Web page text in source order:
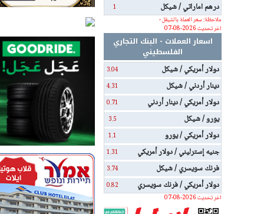
درهم اماراتي / شيكل
1
ملاحظة: سعر العملة بالشيقل -
اخر تحديث 2026-08-07
اسعار العملات - البنك التجاري
الفلسطيني
دولار أمريكي / شيكل
3.04
دينار أردني / شيكل 4.31
دولار أمريكي / دينار أردني 0.71
يورو / شيكل 3.5
دولار أمريكي / يورو 1.1
جنيه إسترليني / دولار أمريكي 1.31
فرنك سويسري / شيكل 3.74
دولار أمريكي / فرنك سويسري
0.82
اخر تحديث 2026-08-07